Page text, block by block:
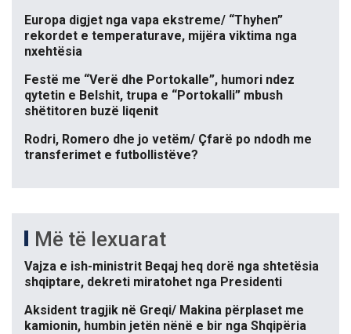
Europa digjet nga vapa ekstreme/ “Thyhen”
rekordet e temperaturave, mijëra viktima nga
nxehtësia
Festë me “Verë dhe Portokalle”, humori ndez
qytetin e Belshit, trupa e “Portokalli” mbush
shëtitoren buzë liqenit
Rodri, Romero dhe jo vetëm/ Çfarë po ndodh me
transferimet e futbollistëve?
Më të lexuarat
Vajza e ish-ministrit Beqaj heq dorë nga shtetësia
shqiptare, dekreti miratohet nga Presidenti
Aksident tragjik në Greqi/ Makina përplaset me
kamionin, humbin jetën nënë e bir nga Shqipëria